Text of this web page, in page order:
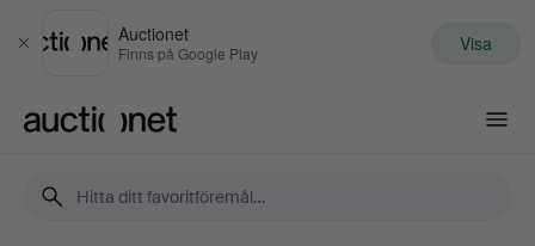
Stäng
Auctionet
Finns på Google Play Visa